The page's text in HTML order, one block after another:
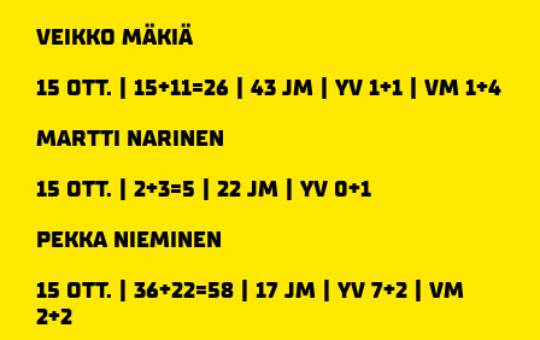
VEIKKO MÄKIÄ
15 OTT. | 15+11=26 | 43 JM | YV 1+1 | VM 1+4
MARTTI NARINEN
15 OTT. | 2+3=5 | 22 JM | YV 0+1
PEKKA NIEMINEN
15 OTT. | 36+22=58 | 17 JM | YV 7+2 | VM
2+2